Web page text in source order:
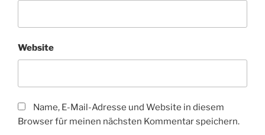
Website
Name, E-Mail-Adresse und Website in diesem
Browser für meinen nächsten Kommentar speichern.